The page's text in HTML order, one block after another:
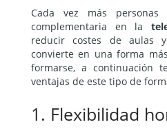
Cada vez más
complementaria en la
reducir costes de aulas
convierte en una forma
formarse, a continuación
ventajas de este tipo de
1. Flexibilidad